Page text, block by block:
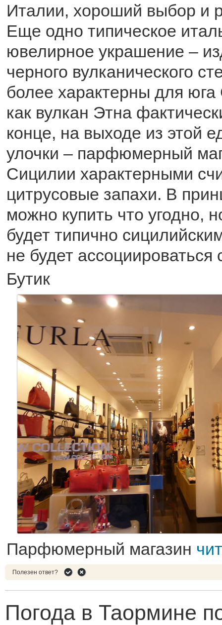
Италии, хороший выбор и
Еще одно типическое
ювелирное украшение –
черного вулканического
более характерны для
как вулкан Этна
конце, на выходе из этой
улочки – парфюмерный
Сицилии характерными
цитрусовые запахи. В
можно купить что угодно,
будет типично
не будет
Бутик
Парфюмерный магазин
Полезен ответ?
Погода в Таормине